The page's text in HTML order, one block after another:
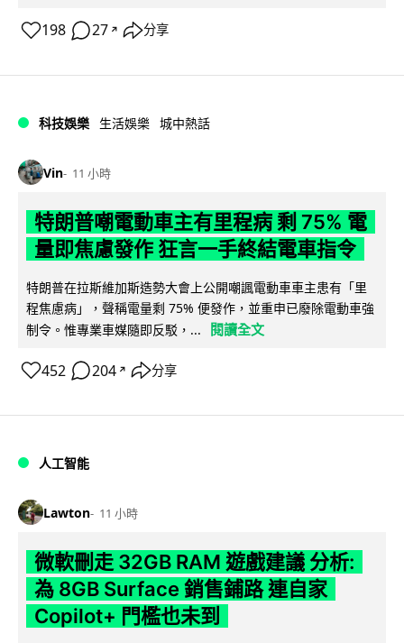
198 27 ↗ 分享
科技娛樂 生活娛樂 城中熱話
Vin 11 小時
特朗普嘲電動車主有里程病 剩 75% 電
量即焦慮發作 狂言一手終結電車指令
特朗普在拉斯維加斯造勢大會上公開嘲諷電動車車主患有「里
程焦慮病」，聲稱電量剩 75% 便發作，並重申已廢除電動車強
制令。惟專業車媒隨即反駁，...
閱讀全文
452 204 ↗ 分享
人工智能
Lawton 11 小時
微軟刪走 32GB RAM 遊戲建議 分析:
為 8GB Surface 銷售鋪路 連自家
Copilot+ 門檻也未到